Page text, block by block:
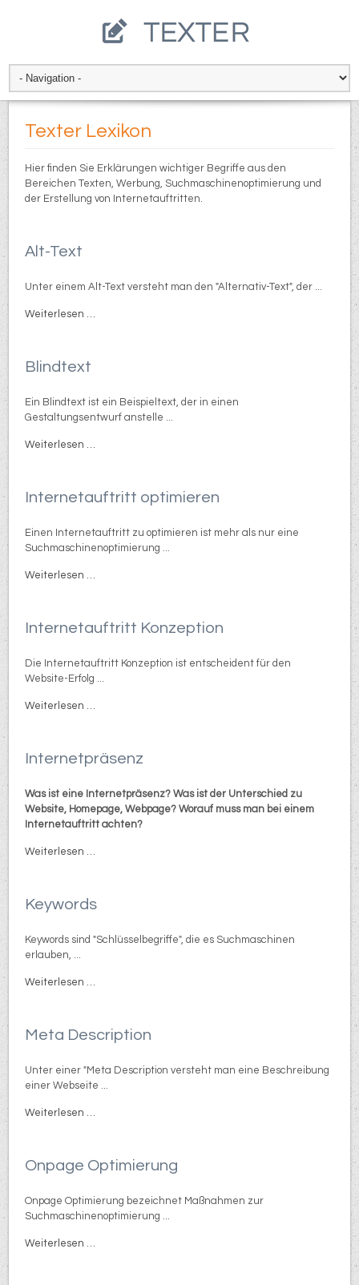
Texter Lexikon
Hier finden Sie Erklärungen wichtiger Begriffe aus den
Bereichen Texten, Werbung, Suchmaschinenoptimierung und
der Erstellung von Internetauftritten.
Alt-Text
Unter einem Alt-Text versteht man den "Alternativ-Text", der ...
Weiterlesen …
Blindtext
Ein Blindtext ist ein Beispieltext, der in einen
Gestaltungsentwurf anstelle ...
Weiterlesen …
Internetauftritt optimieren
Einen Internetauftritt zu optimieren ist mehr als nur eine
Suchmaschinenoptimierung ...
Weiterlesen …
Internetauftritt Konzeption
Die Internetauftritt Konzeption ist entscheident für den
Website-Erfolg ...
Weiterlesen …
Internetpräsenz
Was ist eine Internetpräsenz? Was ist der Unterschied zu
Website, Homepage, Webpage? Worauf muss man bei einem
Internetauftritt achten?
Weiterlesen …
Keywords
Keywords sind "Schlüsselbegriffe", die es Suchmaschinen
erlauben, ...
Weiterlesen …
Meta Description
Unter einer "Meta Description versteht man eine Beschreibung
einer Webseite ...
Weiterlesen …
Onpage Optimierung
Onpage Optimierung bezeichnet Maßnahmen zur
Suchmaschinenoptimierung ...
Weiterlesen …